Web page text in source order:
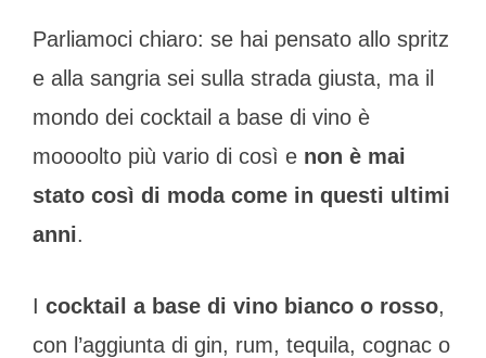
Parliamoci chiaro: se hai pensato allo spritz
e alla sangria sei sulla strada giusta, ma il
mondo dei cocktail a base di vino è
moooolto più vario di così e non è mai
stato così di moda come in questi ultimi
anni.
I cocktail a base di vino bianco o rosso,
con l’aggiunta di gin, rum, tequila, cognac o